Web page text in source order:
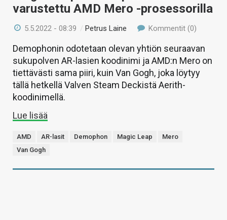
varustettu AMD Mero -prosessorilla
5.5.2022 - 08:39 /Petrus Laine Kommentit (0)
Demophonin odotetaan olevan yhtiön seuraavan
sukupolven AR-lasien koodinimi ja AMD:n Mero on
tiettävästi sama piiri, kuin Van Gogh, joka löytyy
tällä hetkellä Valven Steam Deckistä Aerith-
koodinimellä.
Lue lisää
AMD AR-lasit Demophon Magic Leap
Mero
Van Gogh